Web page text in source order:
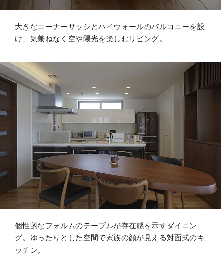
大きなコーナーサッシとハイウォールのバルコニーを設
け、気兼ねなく空や陽光を楽しむリビング。
個性的なフォルムのテーブルが存在感を示すダイニン
グ。ゆったりとした空間で家族の顔が見える対面式のキ
ッチン。